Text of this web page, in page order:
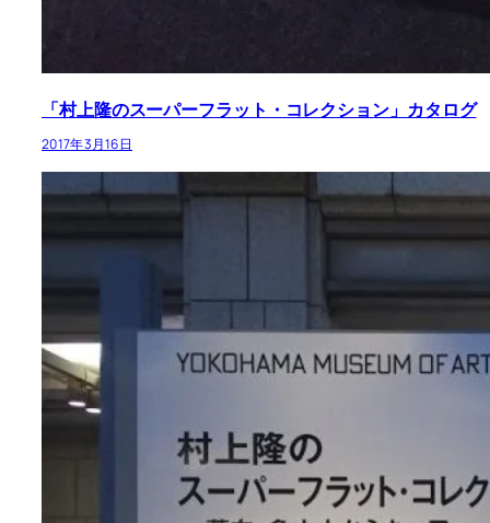
「村上隆のスーパーフラット・コレクション」カタログ
2017年3月16日